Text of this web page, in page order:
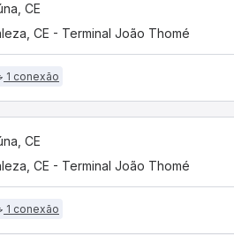
CE
CE - Terminal João Thomé
1 conexão
CE
CE - Terminal João Thomé
1 conexão